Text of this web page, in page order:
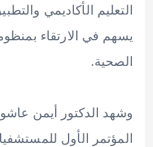
الأكاديمي والتطبيق
في الارتقاء بمنظومة
الدكتور أيمن عاشور
الأول للمستشفيات